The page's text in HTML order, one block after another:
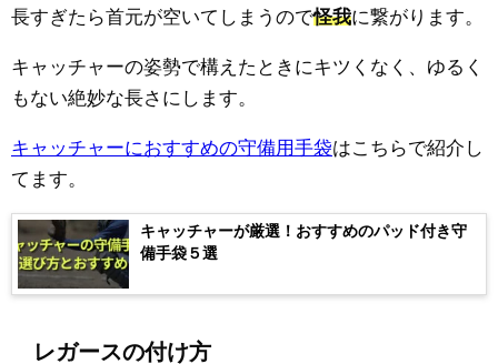
長すぎたら首元が空いてしまうので怪我に繋がります。
キャッチャーの姿勢で構えたときにキツくなく、ゆるく
もない絶妙な長さにします。
キャッチャーにおすすめの守備用手袋はこちらで紹介し
てます。
キャッチャーが厳選！おすすめのパッド付き守
備手袋５選
レガースの付け方